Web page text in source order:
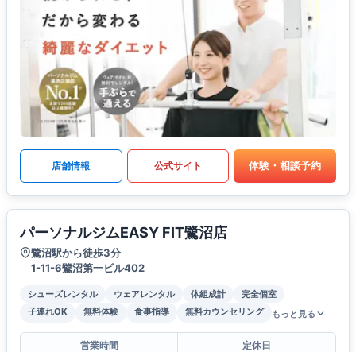
店舗情報 公式サイト 体験・相談予約
パーソナルジムEASY FIT鷺沼店
鷺沼駅から徒歩3分
1-11-6鷺沼第一ビル402
シューズレンタル ウェアレンタル 体組成計
完全個室
子連れOK
無料体験 食事指導 無料カウンセリング もっと見る
営業時間
定休日